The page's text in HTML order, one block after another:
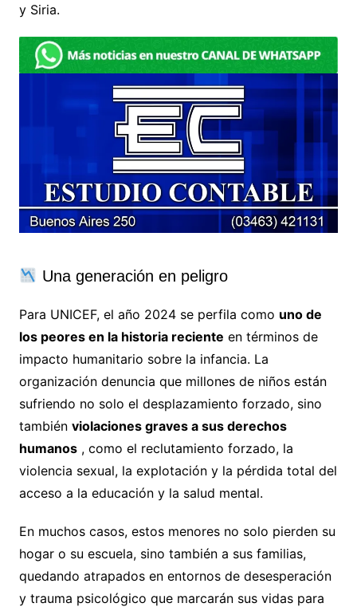
y Siria.
Una generación en peligro
Para UNICEF, el año 2024 se perfila como uno de
los peores en la historia reciente en términos de
impacto humanitario sobre la infancia. La
organización denuncia que millones de niños están
sufriendo no solo el desplazamiento forzado, sino
también violaciones graves a sus derechos
humanos, como el reclutamiento forzado, la
violencia sexual, la explotación y la pérdida total del
acceso a la educación y la salud mental.
En muchos casos, estos menores no solo pierden su
hogar o su escuela, sino también a sus familias,
quedando atrapados en entornos de desesperación
y trauma psicológico que marcarán sus vidas para